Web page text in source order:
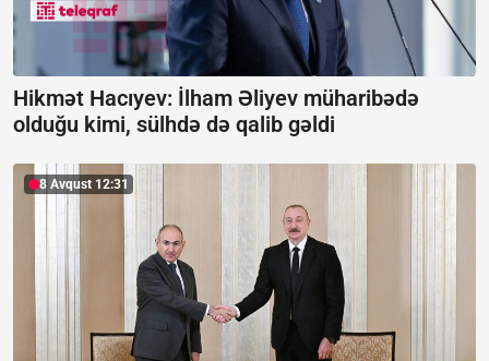
Hikmət Hacıyev: İlham Əliyev müharibədə
olduğu kimi, sülhdə də qalib gəldi
8 Avqust 12:31